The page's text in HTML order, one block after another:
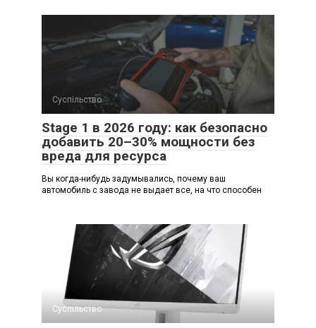
Суспільство
Stage 1 в 2026 году: как безопасно
добавить 20–30% мощности без
вреда для ресурса
Вы когда-нибудь задумывались, почему ваш
автомобиль с завода не выдает все, на что способен
Суспільство